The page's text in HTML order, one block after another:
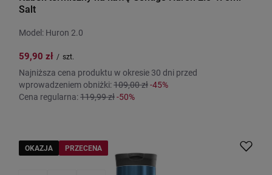
Salt
Model: Huron 2.0
59,90 zł / szt.
Najniższa cena produktu w okresie 30 dni przed
wprowadzeniem obniżki:109,00 zł-45%
Cena regularna:119,99 zł-50%
OKAZJA PRZECENA